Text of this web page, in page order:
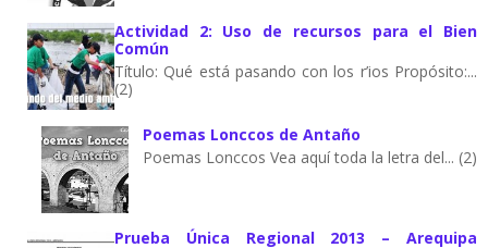
Actividad 2: Uso de recursos para el Bien
Común
Título: Qué está pasando con los r’ios Propósito:...
(2)
Poemas Lonccos de Antaño
Poemas Lonccos Vea aquí toda la letra del... (2)
Prueba Única Regional 2013 – Arequipa